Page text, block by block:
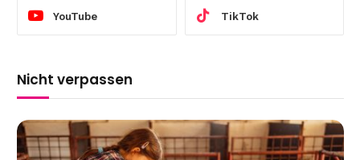
YouTube TikTok
Nicht verpassen